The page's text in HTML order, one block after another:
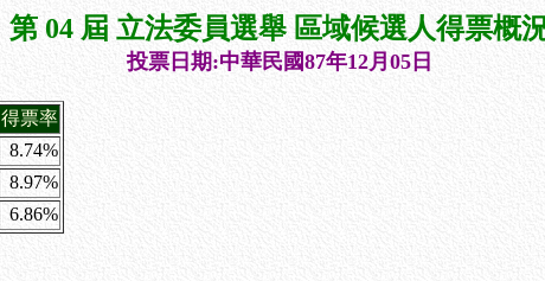
第 04 屆 立法委員選舉 區域候選人得票概
投票日期:中華民國87年12月05日
得票率
8.74%
8.97%
6.86%